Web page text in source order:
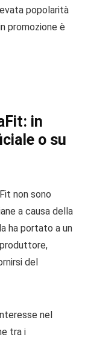
popolarità
promozione è
in
o su
non sono
a causa della
ha portato a un
del
nel
tra i